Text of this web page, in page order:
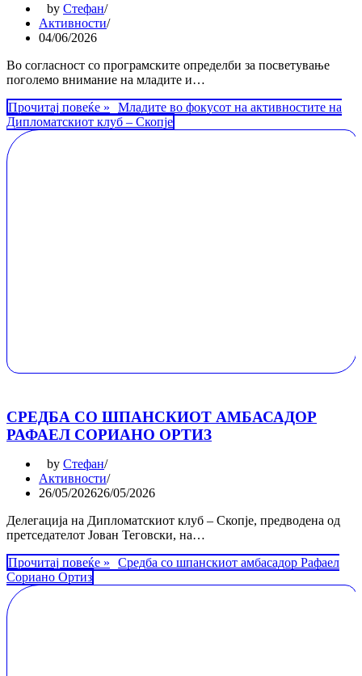
by Стефан
Активности
04/06/2026
Во согласност со програмските определби за посветување
поголемо внимание на младите и…
Прочитај повеќе »
Младите во фокусот на активностите на
Дипломатскиот клуб – Скопје
СРЕДБА СО ШПАНСКИОТ АМБАСАДОР
РАФАЕЛ СОРИАНО ОРТИЗ
by Стефан
Активности
26/05/202626/05/2026
Делегација на Дипломатскиот клуб – Скопје, предводена од
претседателот Јован Теговски, на…
Прочитај повеќе »
Средба со шпанскиот амбасадор Рафаел
Сориано Ортиз